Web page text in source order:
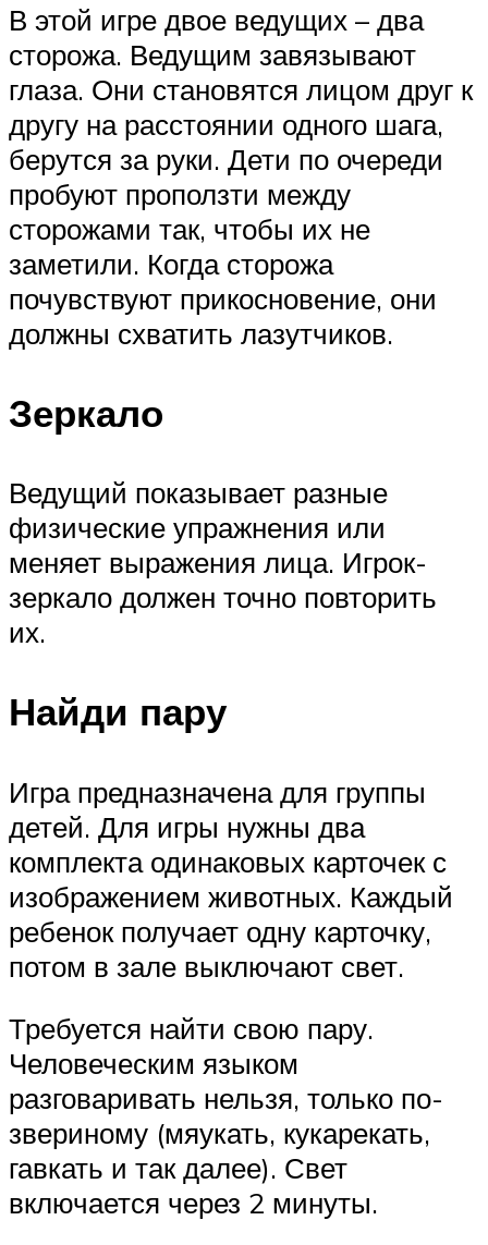
В этой игре двое ведущих – два
сторожа. Ведущим завязывают
глаза. Они становятся лицом друг к
другу на расстоянии одного шага,
берутся за руки. Дети по очереди
пробуют проползти между
сторожами так, чтобы их не
заметили. Когда сторожа
почувствуют прикосновение, они
должны схватить лазутчиков.
Зеркало
Ведущий показывает разные
физические упражнения или
меняет выражения лица. Игрок-
зеркало должен точно повторить
их.
Найди пару
Игра предназначена для группы
детей. Для игры нужны два
комплекта одинаковых карточек с
изображением животных. Каждый
ребенок получает одну карточку,
потом в зале выключают свет.
Требуется найти свою пару.
Человеческим языком
разговаривать нельзя, только по-
звериному (мяукать, кукарекать,
гавкать и так далее). Свет
включается через 2 минуты.